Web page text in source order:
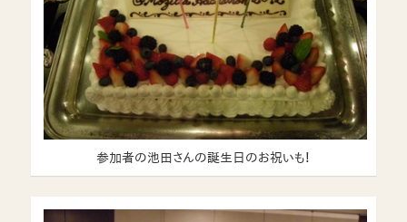
参加者の池田さんの誕生日のお祝いも！